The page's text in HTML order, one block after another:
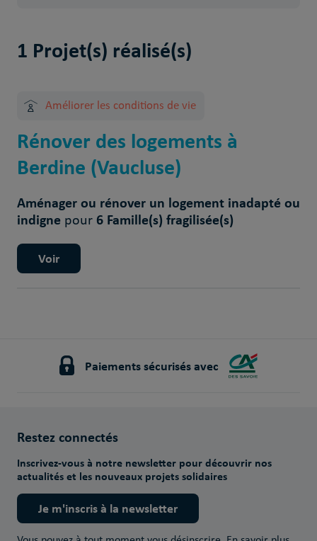
1 Projet(s) réalisé(s)
Améliorer les conditions de vie
Rénover des logements à
Berdine (Vaucluse)
Aménager ou rénover un logement inadapté ou
indigne pour6 Famille(s) fragilisée(s)
Voir
Paiements sécurisés avec
Restez connectés
Inscrivez-vous à notre newsletter pour découvrir nos
actualités et les nouveaux projets solidaires
Je m'inscris à la newsletter